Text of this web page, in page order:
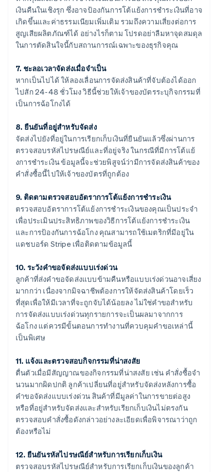
เงินคืนในเชิงรุก ซึ่งอาจป้องกันการโต้แย้งการชําระเงินที่อาจ
เกิดขึ้นและค่าธรรมเนียมเพิ่มเติม รวมถึงความเสี่ยงต่อการ
สูญเสียผลิตภัณฑ์ได้ อย่างไรก็ตาม โปรดอย่าลืมหาจุดสมดุล
ในการตัดสินใจนี้กับสถานการณ์เฉพาะของธุรกิจคุณ
7. ชะลอเวลาจัดส่งเมื่อจําเป็น
หากเป็นไปได้ ให้ลองเลื่อนการจัดส่งสินค้าที่จับต้องได้ออก
ไปสัก 24-48 ชั่วโมง วิธีนี้ช่วยให้เจ้าของบัตรระบุกิจกรรมที่
เป็นการฉ้อโกงได้
8. ยืนยันที่อยู่สําหรับจัดส่ง
จัดส่งไปยังที่อยู่ในการเรียกเก็บเงินที่ยืนยันแล้วซึ่งผ่านการ
ตรวจสอบรหัสไปรษณีย์และที่อยู่จริง ในกรณีที่มีการโต้แย้
งการชําระเงิน ข้อมูลนี้จะช่วยพิสูจน์ว่ามีการจัดส่งสินค้าของ
คําสั่งซื้อนี้ไปให้เจ้าของบัตรที่ถูกต้อง
9. ติดตามตรวจสอบอัตราการโต้แย้งการชําระเงิน
ตรวจสอบอัตราการโต้แย้งการชําระเงินของคุณเป็นประจํา
เพื่อประเมินประสิทธิภาพของวิธีการโต้แย้งการชําระเงิน
และการป้องกันการฉ้อโกง คุณสามารถใช้เมตริกที่มีอยู่ใน
แดชบอร์ด Stripe เพื่อติดตามข้อมูลนี้
10. ระวังคําขอจัดส่งแบบเร่งด่วน
ลูกค้าที่ส่งคําขอจัดส่งแบบข้ามคืนหรือแบบเร่งด่วนอาจเสี่ยง
มากกว่า เนื่องจากมิจฉาชีพต้องการให้จัดส่งสินค้าโดยเร็ว
ที่สุดเพื่อให้มีเวลาที่จะถูกจับได้น้อยลง ไม่ใช่คําขอสําหรับ
การจัดส่งแบบเร่งด่วนทุกรายการจะเป็นผลมาจากการ
ฉ้อโกง แต่ควรมีขั้นตอนการทํางานที่ควบคุมคําขอเหล่านี้
เป็นพิเศษ
11. แจ้งและตรวจสอบกิจกรรมที่น่าสงสัย
ตื่นตัวเมื่อมีสัญญาณของกิจกรรมที่น่าสงสัย เช่น คําสั่งซื้อจํา
นวนมากผิดปกติ ลูกค้าเปลี่ยนที่อยู่สําหรับจัดส่งหลังการซื้อ
คําขอจัดส่งแบบเร่งด่วน สินค้าที่มีมูลค่าในการขายต่อสูง
หรือที่อยู่สําหรับจัดส่งและสำหรับเรียกเก็บเงินไม่ตรงกัน
ตรวจสอบคําสั่งซื้อดังกล่าวอย่างละเอียดเพื่อพิจารณาว่าถูก
ต้องหรือไม่
12. ยืนยันรหัสไปรษณีย์สําหรับการเรียกเก็บเงิน
ตรวจสอบรหัสไปรษณีย์สำหรับการเรียกเก็บเงินของลูกค้า